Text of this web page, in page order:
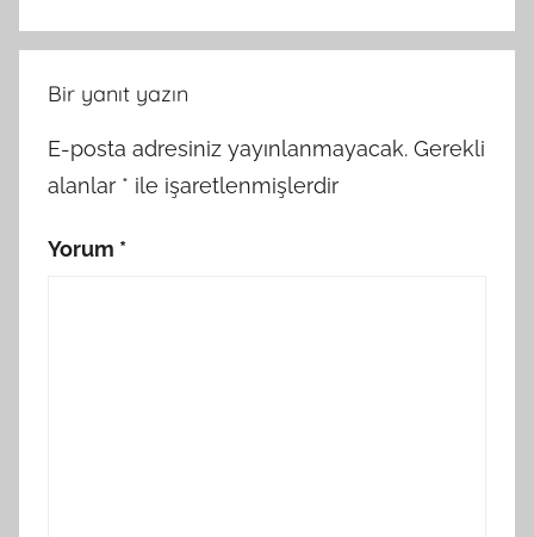
Bir yanıt yazın
E-posta adresiniz yayınlanmayacak. Gerekli
alanlar * ile işaretlenmişlerdir
Yorum *